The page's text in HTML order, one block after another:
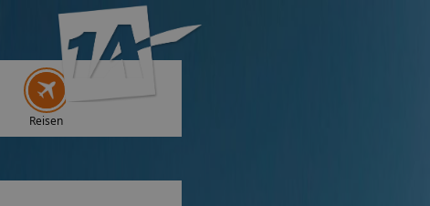
Reisen